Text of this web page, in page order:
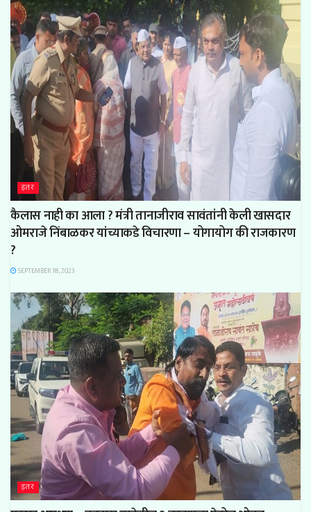
इतर
कैलास नाही का आला ? मंत्री तानाजीराव सावंतांनी केली खासदार
ओमराजे निंबाळकर यांच्याकडे विचारणा – योगायोग की राजकारण
?
SEPTEMBER 18, 2023
इतर